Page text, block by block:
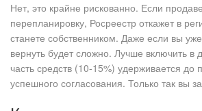
Нет, это крайне рискованно. Если
перепланировку, Росреестр откажет в
станете собственником. Даже если вы
вернуть будет сложно. Лучше включить в
часть средств (10-15%) удерживается до
успешного согласования. Только так вы